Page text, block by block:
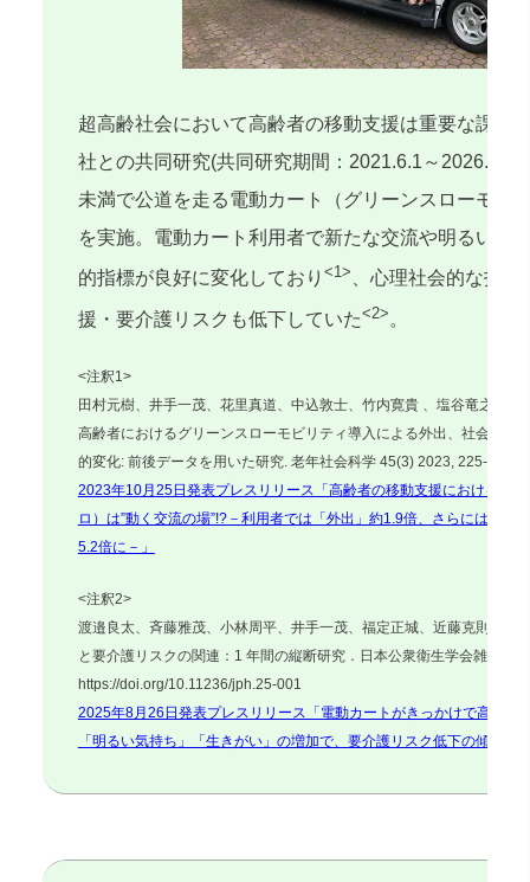
超高齢社会において高齢者の移動支援は重要な課題
社との共同研究(共同研究期間：2021.6.1～
未満で公道を走る電動カート（グリーンスローモビ
を実施。電動カート利用者で新たな交流や明るい気
的指標が良好に変化しており <1> 、心理社会的な指
援・要介護リスクも低下していた<2> 。
<注釈1>
田村元樹、井手一茂、花里真道、中込敦士、竹内寛貴 、塩谷竜之介、
高齢者におけるグリーンスローモビリティ導入による外出、社会的行
的変化: 前後データを用いた研究. 老年社会科学 45(3) 2023, 225-238.
2023年10月25日発表プレスリリース「高齢者の移動支援における新
ロ）は”動く交流の場”!?－利用者では「外出」約1.9倍、さらには「こ
5.2倍に－」
<注釈2>
渡邉良太、斉藤雅茂、小林周平、井手一茂、福定正城、近藤克則．電
と要介護リスクの関連：1 年間の縦断研究．日本公衆衛生学会雑誌．
https://doi.org/10.11236/jph.25-001
2025年8月26日発表プレスリリース「電動カートがきっかけで高齢者
「明るい気持ち」「生きがい」の増加で、要介護リスク低下の傾向～